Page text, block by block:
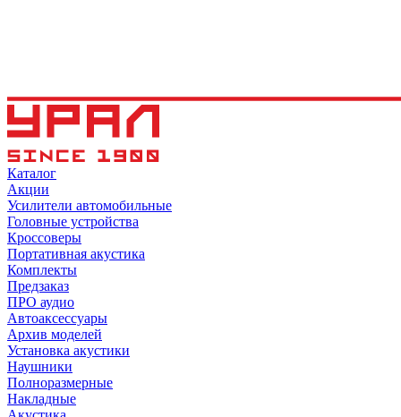
Каталог
Акции
Усилители автомобильные
Головные устройства
Кроссоверы
Портативная акустика
Комплекты
Предзаказ
ПРО аудио
Автоаксессуары
Архив моделей
Установка акустики
Наушники
Полноразмерные
Накладные